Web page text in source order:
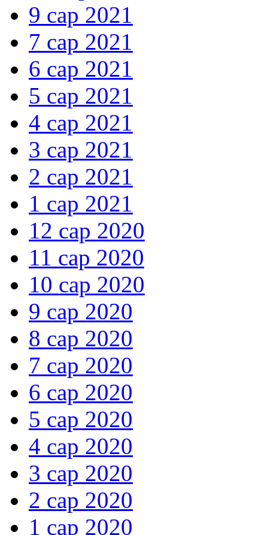
9 сар 2021
7 сар 2021
6 сар 2021
5 сар 2021
4 сар 2021
3 сар 2021
2 сар 2021
1 сар 2021
12 сар 2020
11 сар 2020
10 сар 2020
9 сар 2020
8 сар 2020
7 сар 2020
6 сар 2020
5 сар 2020
4 сар 2020
3 сар 2020
2 сар 2020
1 сар 2020